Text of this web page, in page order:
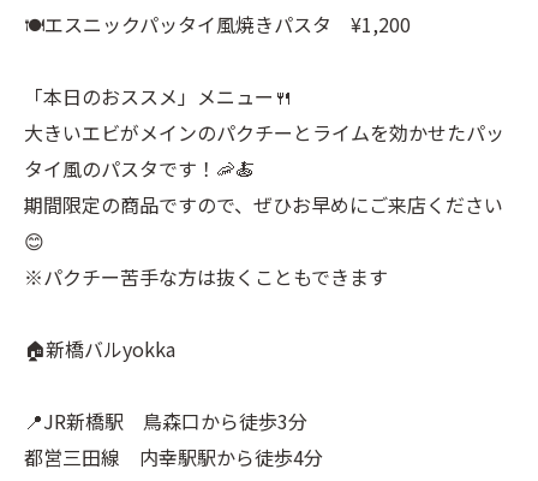
🍽️エスニックパッタイ風焼きパスタ ¥1,200
「本日のおススメ」メニュー🍴
大きいエビがメインのパクチーとライムを効かせたパッ
タイ風のパスタです！🦐🍝
期間限定の商品ですので、ぜひお早めにご来店ください
😊
※パクチー苦手な方は抜くこともできます
🏠新橋バルyokka
📍JR新橋駅 鳥森口から徒歩3分
都営三田線 内幸駅駅から徒歩4分